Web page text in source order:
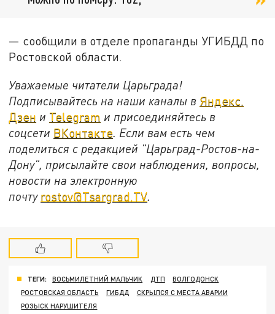
— сообщили в отделе пропаганды УГИБДД по
Ростовской области.
Уважаемые читатели Царьграда!
Подписывайтесь на наши каналы в Яндекс.
Дзен и Telegram и присоединяйтесь в
соцсети ВКонтакте. Если вам есть чем
поделиться с редакцией "Царьград-Ростов-на-
Дону", присылайте свои наблюдения, вопросы,
новости на электронную
почту rostov@Tsargrad.ТV.
ТЕГИ: ВОСЬМИЛЕТНИЙ МАЛЬЧИК ДТП
ВОЛГОДОНСК
РОСТОВСКАЯ ОБЛАСТЬ
ГИБДД
СКРЫЛСЯ С МЕСТА АВАРИИ
РОЗЫСК НАРУШИТЕЛЯ